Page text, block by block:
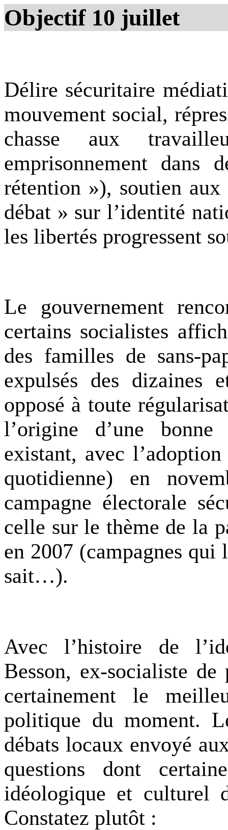
Objectif 10 juillet
Délire sécuritaire
mouvement social,
chasse aux
emprisonnement dans
rétention »), soutien
débat » sur l’identité
les libertés progressent
Le gouvernement
certains socialistes
des familles de sans-
expulsés des
opposé à toute
l’origine d’une
existant, avec
quotidienne) en
campagne électorale
celle sur le thème de la
en 2007 (campagnes qui
sait…).
Avec l’histoire de
Besson, ex-socialiste
certainement le
politique du moment.
débats locaux envoyé
questions dont
idéologique et culturel
Constatez plutôt :